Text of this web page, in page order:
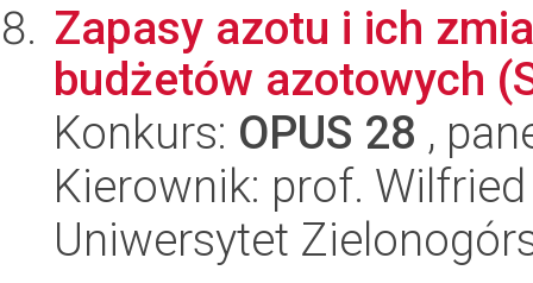
Zapasy azotu i ich
budżetów azotowych
Konkurs: OPUS 28 ,
Kierownik: prof.
Uniwersytet